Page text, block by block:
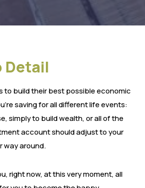
Detail
to build their best possible economic
saving for all different life events:
simply to build wealth, or all of the
account should adjust to your
way around.
right now, at this very moment, all